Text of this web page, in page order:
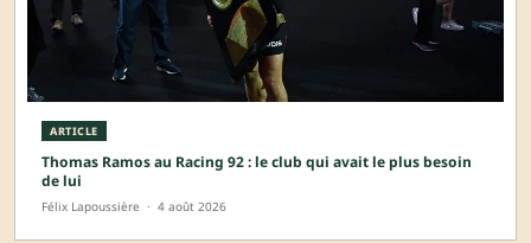
ARTICLE
Thomas Ramos au Racing 92 : le club qui avait le plus besoin
de lui
Félix Lapoussière · 4 août 2026